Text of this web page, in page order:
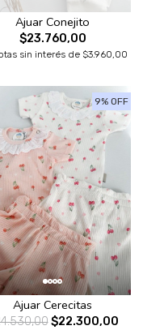
Ajuar Conejito
$23.760,00
sin interés de $3.960,00
9% OFF
Ajuar Cerecitas
$22.300,00